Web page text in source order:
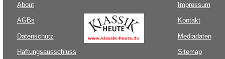
About
AGBs
Datenschutz
Haftungsausschluss
Impressum
Kontakt
Mediadaten
Sitemap